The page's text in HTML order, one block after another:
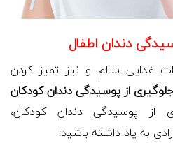
دندان اطفال
غذایی سالم و نیز تمیز کردن
جلوگیری از پوسیدگی دندان کودکان
از پوسیدگی دندان کودکان،
به یاد داشته باشید: